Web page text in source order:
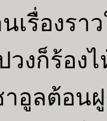
นเรื่องร
งก็ร้องไ
อูลต้อน